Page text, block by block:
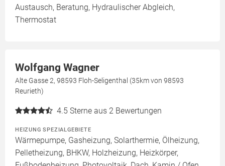
Austausch, Beratung, Hydraulischer Abgleich,
Thermostat
Wolfgang Wagner
Alte Gasse 2, 98593 Floh-Seligenthal (35km von 98593
Reurieth)
4.5 Sterne aus 2 Bewertungen
HEIZUNG SPEZIALGEBIETE
Wärmepumpe, Gasheizung, Solarthermie, Ölheizung,
Pelletheizung, BHKW, Holzheizung, Heizkörper,